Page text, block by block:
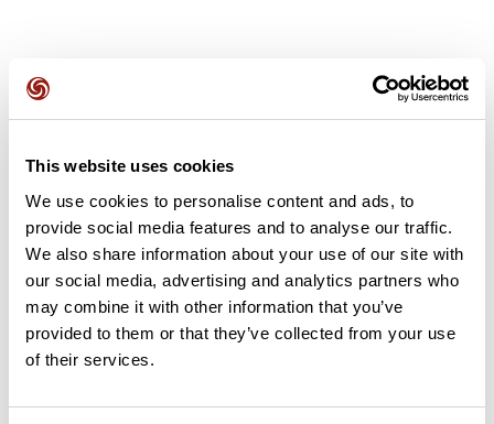
This website uses cookies
We use cookies to personalise content and ads, to
provide social media features and to analyse our traffic.
We also share information about your use of our site with
our social media, advertising and analytics partners who
may combine it with other information that you’ve
provided to them or that they’ve collected from your use
of their services.
Avis des utilisateurs
Soyez le premier à ajouter un avis !
Ajouter un avis